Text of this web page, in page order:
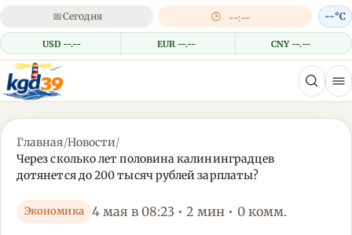
📅Сегодня 🕒 --:--
USD --.-- EUR --.-- CNY --.--
--°C
Главная/Новости/
Через сколько лет половина калининградцев
дотянется до 200 тысяч рублей зарплаты?
Экономика 4 мая в 08:23 • 2 мин • 0 комм.